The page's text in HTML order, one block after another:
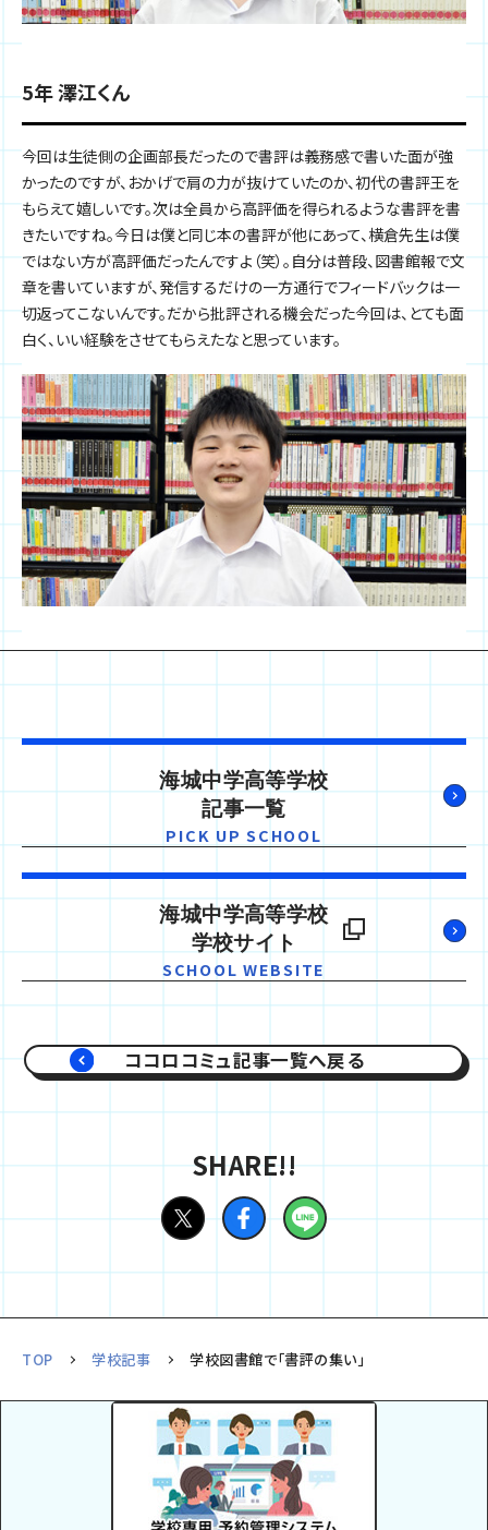
5年 澤江くん
今回は生徒側の企画部長だったので書評は義務感で書いた面が強
かったのですが、おかげで肩の力が抜けていたのか、初代の書評王を
もらえて嬉しいです。次は全員から高評価を得られるような書評を書
きたいですね。今日は僕と同じ本の書評が他にあって、横倉先生は僕
ではない方が高評価だったんですよ（笑）。自分は普段、図書館報で文
章を書いていますが、発信するだけの一方通行でフィードバックは一
切返ってこないんです。だから批評される機会だった今回は、とても面
白く、いい経験をさせてもらえたなと思っています。
海城中学高等学校
記事一覧
PICK UP SCHOOL
海城中学高等学校
学校サイト
SCHOOL WEBSITE
ココロコミュ記事一覧へ戻る
SHARE!!
TOP 学校記事 学校図書館で「書評の集い」